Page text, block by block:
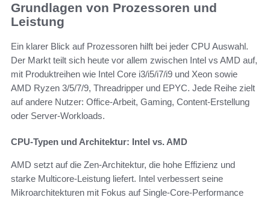
Grundlagen von Prozessoren und
Leistung
Ein klarer Blick auf Prozessoren hilft bei jeder CPU Auswahl.
Der Markt teilt sich heute vor allem zwischen Intel vs AMD auf,
mit Produktreihen wie Intel Core i3/i5/i7/i9 und Xeon sowie
AMD Ryzen 3/5/7/9, Threadripper und EPYC. Jede Reihe zielt
auf andere Nutzer: Office-Arbeit, Gaming, Content-Erstellung
oder Server-Workloads.
CPU-Typen und Architektur: Intel vs. AMD
AMD setzt auf die Zen-Architektur, die hohe Effizienz und
starke Multicore-Leistung liefert. Intel verbessert seine
Mikroarchitekturen mit Fokus auf Single-Core-Performance